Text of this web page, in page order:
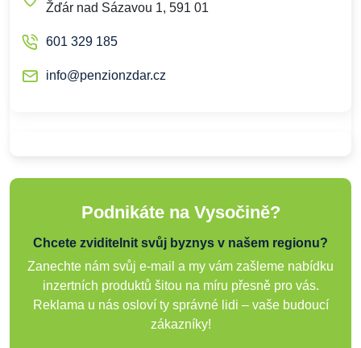
Žďár nad Sázavou 1, 591 01
601 329 185
info@penzionzdar.cz
Podnikáte na Vysočině?
Chcete zviditelnit svůj byznys v našem regionu?
Zanechte nám svůj e-mail a my vám zašleme nabídku
inzertních produktů šitou na míru přesně pro vás.
Reklama u nás osloví ty správné lidi – vaše budoucí
zákazníky!